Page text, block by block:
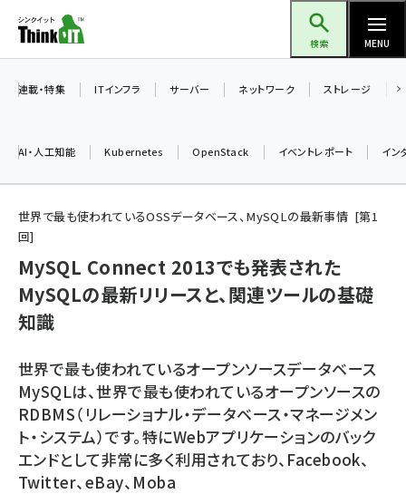
ン
ツ
検索 MENU
iot女子会 (2281)
北海道をのんびり旅する晴山佳須夫のヒント集！ (2037)
genai (1484)
abc123 (1360)
ai crunch (1355)
連載・特集 ITインフラ サーバー ネットワーク ストレージ
AI・人工知能 Kubernetes OpenStack イベントレポート イン
世界で最も使われているOSSデータベース、MySQLの最新事情 第1
回
MySQL Connect 2013でも発表された
MySQLの最新リリースと、関連ツールの基礎
知識
世界で最も使われているオープンソースデータベース
MySQLは、世界で最も使われているオープンソースの
RDBMS（リレーショナル・データベース・マネージメン
ト・システム）です。特にWebアプリケーションのバック
エンドとして非常に多く利用されており、Facebook、
Twitter、eBay、Moba